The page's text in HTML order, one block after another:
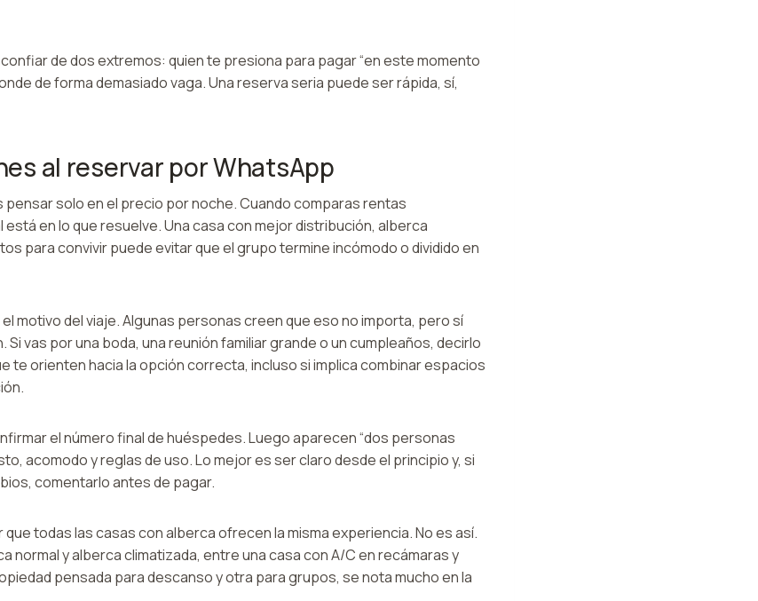
de dos extremos: quien te presiona para pagar “en este momento
de forma demasiado vaga. Una reserva seria puede ser rápida, sí,
al reservar por WhatsApp
solo en el precio por noche. Cuando comparas rentas
está en lo que resuelve. Una casa con mejor distribución, alberca
para convivir puede evitar que el grupo termine incómodo o dividido en
motivo del viaje. Algunas personas creen que eso no importa, pero sí
Si vas por una boda, una reunión familiar grande o un cumpleaños, decirlo
te orienten hacia la opción correcta, incluso si implica combinar espacios
el número final de huéspedes. Luego aparecen “dos personas
acomodo y reglas de uso. Lo mejor es ser claro desde el principio y, si
comentarlo antes de pagar.
todas las casas con alberca ofrecen la misma experiencia. No es así.
normal y alberca climatizada, entre una casa con A/C en recámaras y
pensada para descanso y otra para grupos, se nota mucho en la